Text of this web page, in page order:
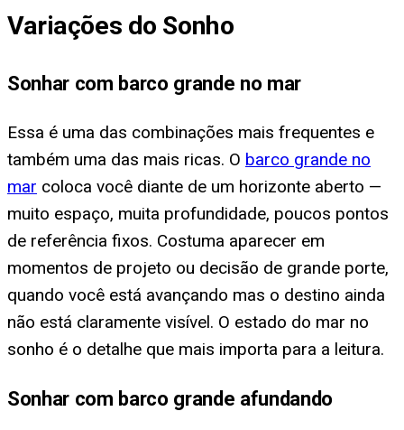
Variações do Sonho
Sonhar com barco grande no mar
Essa é uma das combinações mais frequentes e
também uma das mais ricas. O barco grande no
mar coloca você diante de um horizonte aberto —
muito espaço, muita profundidade, poucos pontos
de referência fixos. Costuma aparecer em
momentos de projeto ou decisão de grande porte,
quando você está avançando mas o destino ainda
não está claramente visível. O estado do mar no
sonho é o detalhe que mais importa para a leitura.
Sonhar com barco grande afundando